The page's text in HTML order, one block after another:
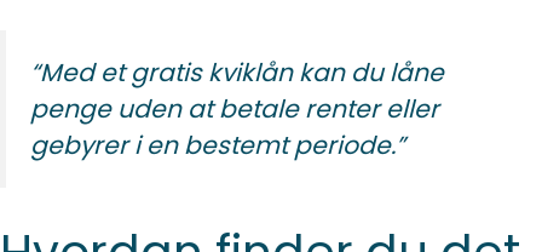
“Med et gratis kviklån kan du låne
penge uden at betale renter eller
gebyrer i en bestemt periode.”